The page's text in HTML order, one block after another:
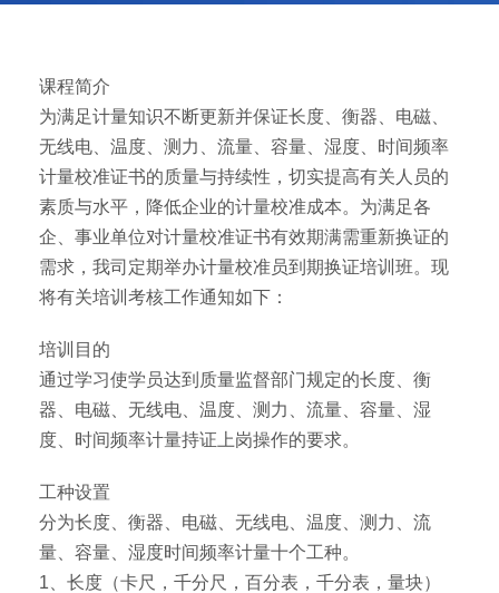
课程简介
为满足计量知识不断更新并保证长度、衡器、电磁、
无线电、温度、测力、流量、容量、湿度、时间频率
计量校准证书的质量与持续性，切实提高有关人员的
素质与水平，降低企业的计量校准成本。为满足各
企、事业单位对计量校准证书有效期满需重新换证的
需求，我司定期举办计量校准员到期换证培训班。现
将有关培训考核工作通知如下：
培训目的
通过学习使学员达到质量监督部门规定的长度、衡
器、电磁、无线电、温度、测力、流量、容量、湿
度、时间频率计量持证上岗操作的要求。
工种设置
分为长度、衡器、电磁、无线电、温度、测力、流
量、容量、湿度时间频率计量十个工种。
1、长度（卡尺，千分尺，百分表，千分表，量块）